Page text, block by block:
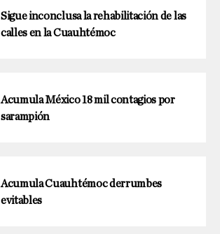
Sigue inconclusa la rehabilitación de las
calles en la Cuauhtémoc
Acumula México 18 mil contagios por
sarampión
Acumula Cuauhtémoc derrumbes
evitables